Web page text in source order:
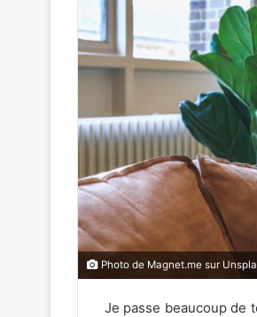
Photo de Magnet.me sur
Je passe beaucoup de